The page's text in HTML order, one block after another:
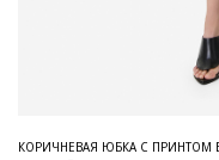
КОРИЧНЕВАЯ ЮБКА С ПРИНТОМ В